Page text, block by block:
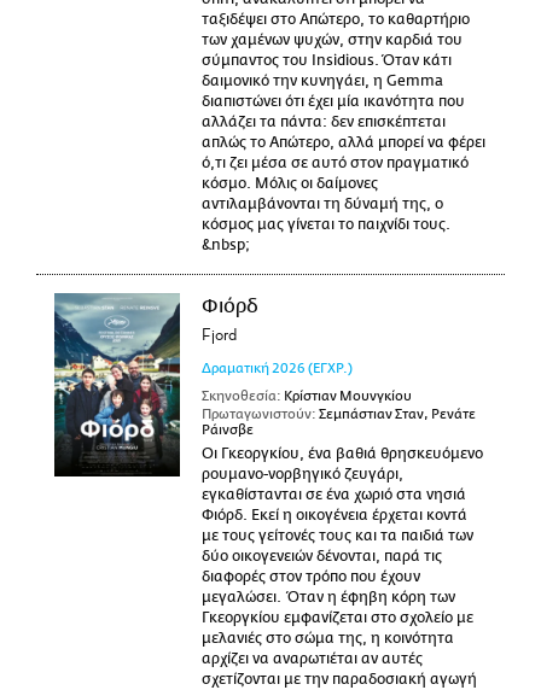
ταξιδέψει στο Απώτερο, το καθαρτήριο
των χαμένων ψυχών, στην καρδιά του
σύμπαντος του Insidious. Όταν κάτι
δαιμονικό την κυνηγάει, η Gemma
διαπιστώνει ότι έχει μία ικανότητα που
αλλάζει τα πάντα: δεν επισκέπτεται
απλώς το Απώτερο, αλλά μπορεί να φέρει
ό,τι ζει μέσα σε αυτό στον πραγματικό
κόσμο. Μόλις οι δαίμονες
αντιλαμβάνονται τη δύναμή της, ο
κόσμος μας γίνεται το παιχνίδι τους.
&nbsp;
Φιόρδ
Fjord
Δραματική 2026 (ΕΓΧΡ.)
Σκηνοθεσία: Κρίστιαν Μουνγκίου
Πρωταγωνιστούν: Σεμπάστιαν Σταν, Ρενάτε
Ράινσβε
Οι Γκεοργκίου, ένα βαθιά θρησκευόμενο
ρουμανο-νορβηγικό ζευγάρι,
εγκαθίστανται σε ένα χωριό στα νησιά
Φιόρδ. Εκεί η οικογένεια έρχεται κοντά
με τους γείτονές τους και τα παιδιά των
δύο οικογενειών δένονται, παρά τις
διαφορές στον τρόπο που έχουν
μεγαλώσει. Όταν η έφηβη κόρη των
Γκεοργκίου εμφανίζεται στο σχολείο με
μελανιές στο σώμα της, η κοινότητα
αρχίζει να αναρωτιέται αν αυτές
σχετίζονται με την παραδοσιακή αγωγή